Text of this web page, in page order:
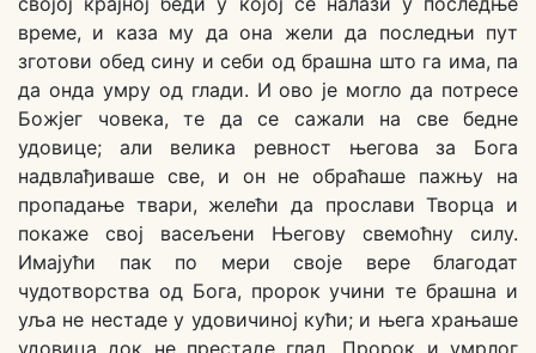
време, и каза му да она жели да последњи пут
зготови обед сину и себи од брашна што га има, па
да онда умру од глади. И ово је могло да потресе
Божјег човека, те да се сажали на све бедне
удовице; али велика ревност његова за Бога
надвлађиваше све, и он не обраћаше пажњу на
пропадање твари, желећи да прослави Творца и
покаже свој васељени Његову свемоћну силу.
Имајући пак по мери своје вере благодат
чудотворства од Бога, пророк учини те брашна и
уља не нестаде у удовичиној кући; и њега храњаше